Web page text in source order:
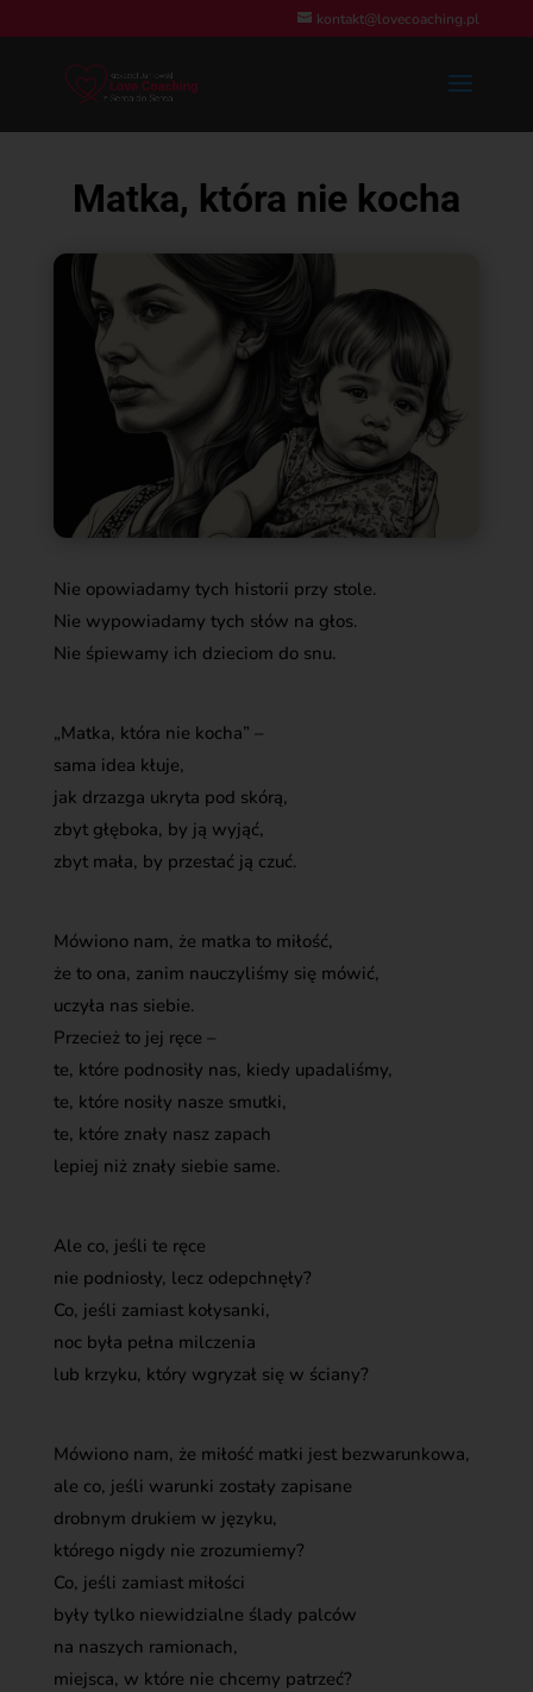
kontakt@lovecoaching.pl
Matka, która nie kocha
Nie opowiadamy tych historii przy stole.
Nie wypowiadamy tych słów na głos.
Nie śpiewamy ich dzieciom do snu.
„Matka, która nie kocha” –
sama idea kłuje,
jak drzazga ukryta pod skórą,
zbyt głęboka, by ją wyjąć,
zbyt mała, by przestać ją czuć.
Mówiono nam, że matka to miłość,
że to ona, zanim nauczyliśmy się mówić,
uczyła nas siebie.
Przecież to jej ręce –
te, które podnosiły nas, kiedy upadaliśmy,
te, które nosiły nasze smutki,
te, które znały nasz zapach
lepiej niż znały siebie same.
Ale co, jeśli te ręce
nie podniosły, lecz odepchnęły?
Co, jeśli zamiast kołysanki,
noc była pełna milczenia
lub krzyku, który wgryzał się w ściany?
Mówiono nam, że miłość matki jest bezwarunkowa,
ale co, jeśli warunki zostały zapisane
drobnym drukiem w języku,
którego nigdy nie zrozumiemy?
Co, jeśli zamiast miłości
były tylko niewidzialne ślady palców
na naszych ramionach,
miejsca, w które nie chcemy patrzeć?